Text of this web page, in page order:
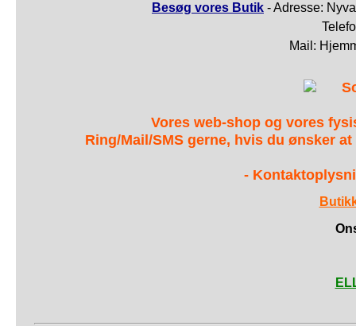
Besøg vores Butik - Adresse:
Mail:
Vores web-shop og vores
Ring/Mail/SMS gerne, hvis du ønsker
-